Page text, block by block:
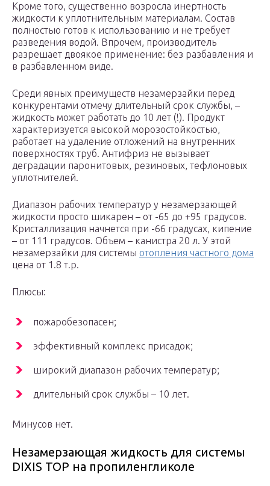
Кроме того, существенно возросла инертность
жидкости к уплотнительным материалам. Состав
полностью готов к использованию и не требует
разведения водой. Впрочем, производитель
разрешает двоякое применение: без разбавления и
в разбавленном виде.
Среди явных преимуществ незамерзайки перед
конкурентами отмечу длительный срок службы, –
жидкость может работать до 10 лет (!). Продукт
характеризуется высокой морозостойкостью,
работает на удаление отложений на внутренних
поверхностях труб. Антифриз не вызывает
деградации паронитовых, резиновых, тефлоновых
уплотнителей.
Диапазон рабочих температур у незамерзающей
жидкости просто шикарен – от -65 до +95 градусов.
Кристаллизация начнется при -66 градусах, кипение
– от 111 градусов. Объем – канистра 20 л. У этой
незамерзайки для системы отопления частного дома
цена от 1.8 т.р.
Плюсы:
пожаробезопасен;
эффективный комплекс присадок;
широкий диапазон рабочих температур;
длительный срок службы – 10 лет.
Минусов нет.
Незамерзающая жидкость для системы
DIXIS TOP на пропиленгликоле